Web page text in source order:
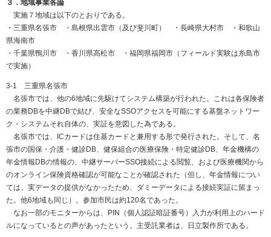
３．地域事業各論
実施７地域は以下のとおりである。
・三重県名張市 ・島根県出雲市（及び斐川町） ・長崎県大村市 ・和歌山
県海南市
・千葉県鴨川市 ・香川県高松市 ・福岡県福岡市（フィールド実験は糸島市
で実施）
3-1 三重県名張市
名張市では、他の6地域に先駆けてシステム構築が行われた。これは各保険者
の業務DBを中継DBで結び、安全なSSOアクセスを可能にする基盤ネットワー
ク・システムそれ自体の、実証を意図した為である。
名張市では、ICカードは住基カードと兼用する形で発行された。そして、名
張市の国保・介護・健診DB、健保組合の医療保険・特定健診DB、年金機構の
年金情報DBの情報の、中継サーバーSSO接続による閲覧、および医療機関から
のオンライン保険資格確認が可能なことが確認された（但し、年金情報につい
ては、実データの提供がなかったため、ダミーデータによる接続実証に留まっ
た。他6地域も同じ）。参加市民は約120名であった。
なお一部のモニターからは、PIN（個人認証暗証番号）入力が利用上のハード
ルになっているとの声があったという。主受託業者は、日立製作所である。